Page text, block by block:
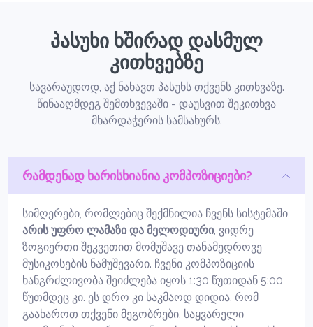
პასუხი ხშირად დასმულ
კითხვებზე
სავარაუდოდ, აქ ნახავთ პასუხს თქვენს კითხვაზე.
წინააღმდეგ შემთხვევაში - დაუსვით შეკითხვა
მხარდაჭერის სამსახურს.
რამდენად ხარისხიანია კომპოზიციები?
სიმღერები, რომლებიც შექმნილია ჩვენს სისტემაში,
არის უფრო ლამაზი და მელოდიური, ვიდრე
ზოგიერთი შეკვეთით მომუშავე თანამედროვე
მუსიკოსების ნამუშევარი. ჩვენი კომპოზიციის
ხანგრძლივობა შეიძლება იყოს 1:30 წუთიდან 5:00
წუთმდეც კი. ეს დრო კი საკმაოდ დიდია, რომ
გაახაროთ თქვენი მეგობრები, საყვარელი